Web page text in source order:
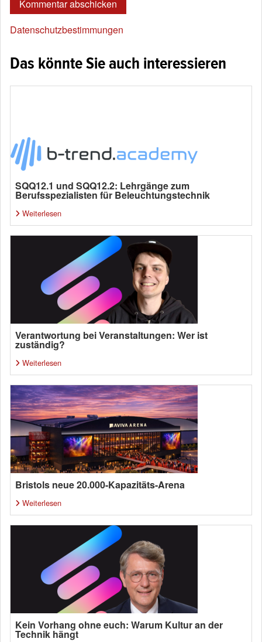
Datenschutzbestimmungen
Das könnte Sie auch interessieren
SQQ12.1 und SQQ12.2: Lehrgänge zum
Berufsspezialisten für Beleuchtungstechnik
Weiterlesen
Verantwortung bei Veranstaltungen: Wer ist
zuständig?
Weiterlesen
Bristols neue 20.000-Kapazitäts-Arena
Weiterlesen
Kein Vorhang ohne euch: Warum Kultur an der
Technik hängt